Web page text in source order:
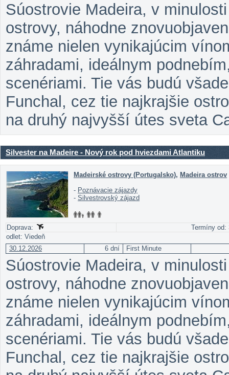
Súostrovie Madeira, v
ostrovy, náhodne
známe nielen vynikajúcim
záhradami, ideálnym
scenériami. Tie vás budú
Funchal, cez tie najkrajšie
na druhý najvyšší útes sveta
Silvester na Madeire - Nový rok pod hviezdami Atlantiku
Madeirské ostrovy (Portugalsko), Madeira ostrov
- Poznávacie zájazdy
- Silvestrovský zájazd
Doprava:
Termíny od:
odlet: Viedeň
30.12.2026
6 dní First Minute
Súostrovie Madeira, v
ostrovy, náhodne
známe nielen vynikajúcim
záhradami, ideálnym
scenériami. Tie vás budú
Funchal, cez tie najkrajšie